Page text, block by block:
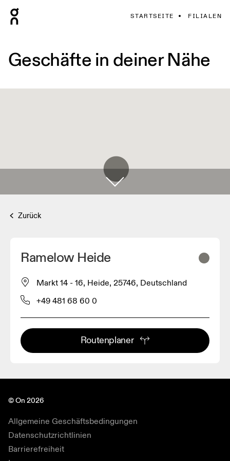
STARTSEITE FILIALEN
Geschäfte in deiner Nähe
Zurück
Ramelow Heide
Markt 14 - 16, Heide, 25746, Deutschland
+49 481 68 60 0
Routenplaner
© On 2026
Allgemeine Geschäftsbedingungen
Datenschutzrichtlinien
Barrierefreiheit